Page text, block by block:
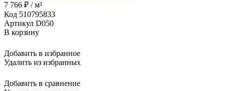
7 766 ₽ / м²
Код 510795833
Артикул D050
В корзину
Добавить в избранное
Удалить из избранных
Добавить в сравнение